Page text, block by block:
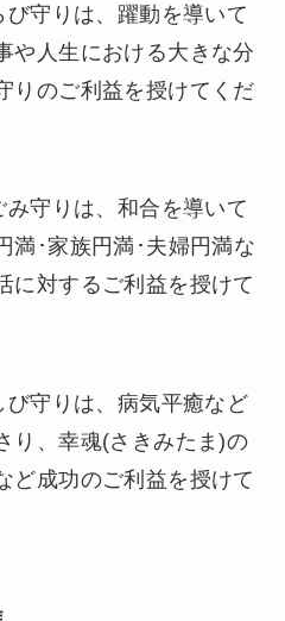
守りは、躍動を導いて
や人生における大きな分
りのご利益を授けてくだ
守りは、和合を導いて
満･家族円満･夫婦円満な
に対するご利益を授けて
守りは、病気平癒など
り、幸魂(さきみたま)の
ど成功のご利益を授けて